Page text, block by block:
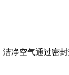
净空气通过密